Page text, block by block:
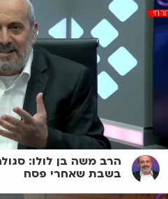
הרב משה בן לולו:
בשבת שאחרי פסח